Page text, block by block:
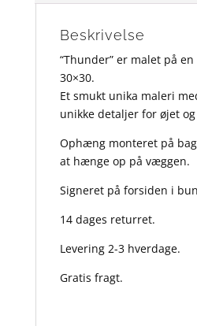
Beskrivelse
“Thunder” er malet på
30×30.
Et smukt unika maleri
unikke detaljer for øjet
Ophæng monteret på
at hænge op på væggen.
Signeret på forsiden i
14 dages returret.
Levering 2-3 hverdage.
Gratis fragt.